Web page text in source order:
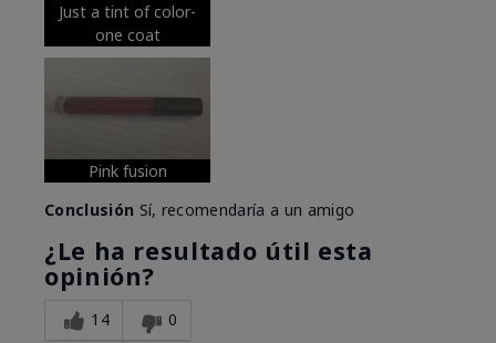
Just a tint of color-
one coat
Pink fusion
Conclusión Sí, recomendaría a un amigo
¿Le ha resultado útil esta
opinión?
14 0